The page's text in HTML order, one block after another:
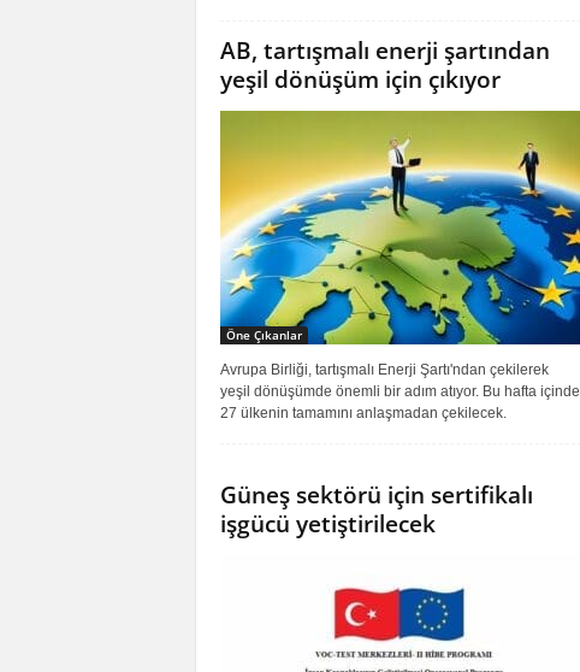
AB, tartışmalı enerji şartından
yeşil dönüşüm için çıkıyor
Öne Çıkanlar
Avrupa Birliği, tartışmalı Enerji Şartı'ndan çekilerek
yeşil dönüşümde önemli bir adım atıyor. Bu hafta içinde
27 ülkenin tamamını anlaşmadan çekilecek.
Güneş sektörü için sertifikalı
işgücü yetiştirilecek